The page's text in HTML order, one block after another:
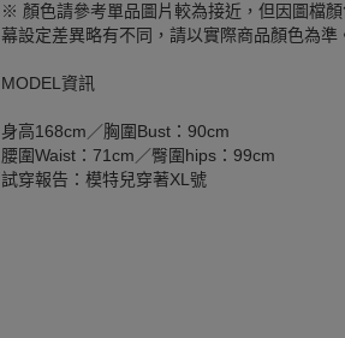
※ 顏色請參考單品圖片較為接近，但因圖檔
幕設定差異略有不同，請以實際商品顏色為準
MODEL資訊
身高168cm／胸圍Bust：90cm
腰圍Waist：71cm／臀圍hips：99cm
試穿報告：模特兒穿著XL號